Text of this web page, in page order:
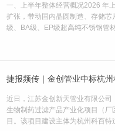
一、上半年整体经营概况2026 年
扩张，带动国内晶圆制造、存储
级、BA级、EP级超高纯不锈钢管
捷报频传｜金创管业中标杭
近日，江苏金创新天管业有限公
生物制药过滤产品产业化项目（
目。该项目建设主体为杭州科百特